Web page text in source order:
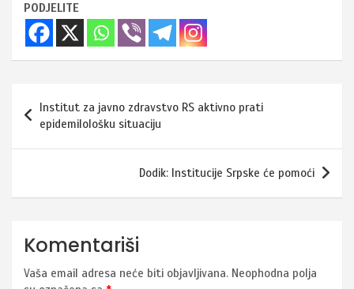
PODJELITE
Navigacija
članaka
Institut za javno zdravstvo RS aktivno prati
epidemilološku situaciju
Dodik: Institucije Srpske će pomoći
Komentariši
Vaša email adresa neće biti objavljivana. Neophodna polja